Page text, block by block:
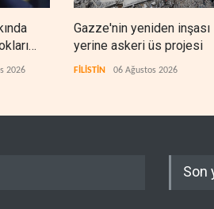
2026
Gazze'nin yeniden inşası
yerine askeri üs projesi
FİLİSTİN 06 Ağustos 2026
Son